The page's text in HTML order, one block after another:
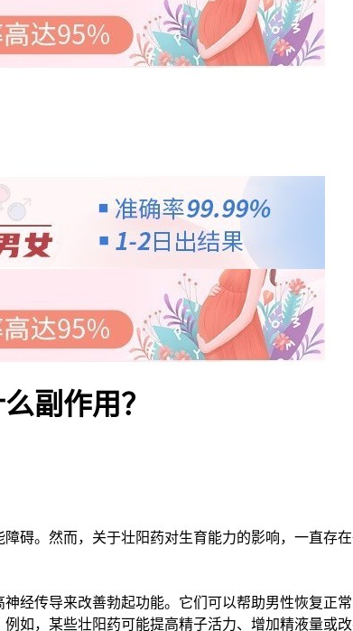
副作用？
。然而，关于壮阳药对生育能力的影响，一直存
传导来改善勃起功能。它们可以帮助男性恢复正常
，某些壮阳药可能提高精子活力、增加精液量或